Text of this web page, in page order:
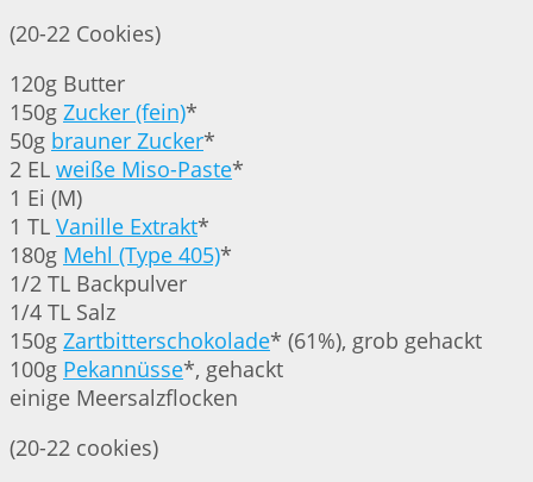
(20-22 Cookies)
120g Butter
150g Zucker (fein)*
50g brauner Zucker*
2 EL weiße Miso-Paste*
1 Ei (M)
1 TL Vanille Extrakt*
180g Mehl (Type 405)*
1/2 TL Backpulver
1/4 TL Salz
150g Zartbitterschokolade* (61%), grob gehackt
100g Pekannüsse*, gehackt
einige Meersalzflocken
(20-22 cookies)